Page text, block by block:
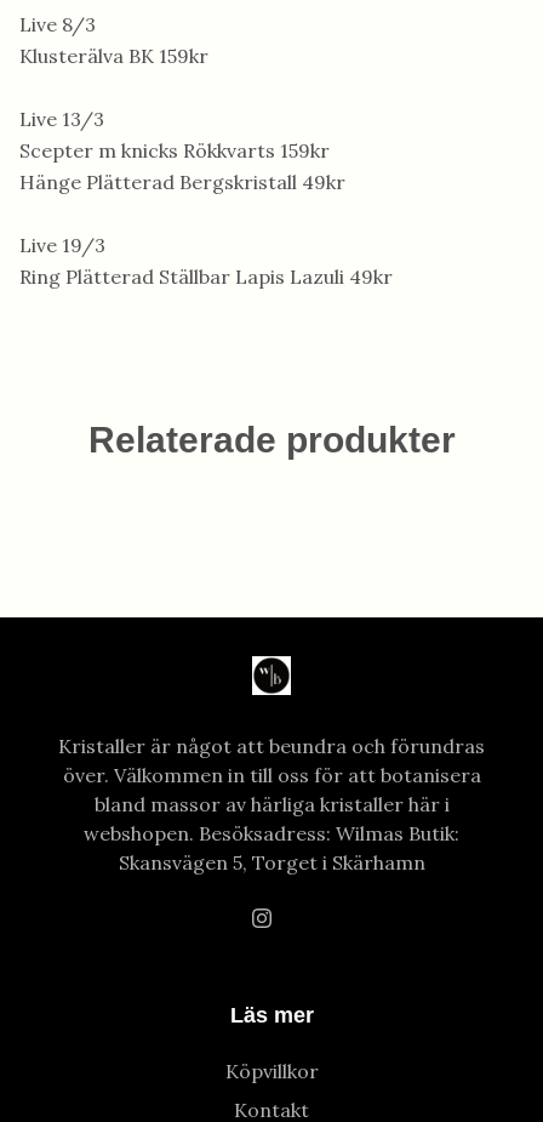
Live 8/3
Klusterälva BK 159kr
Live 13/3
Scepter m knicks Rökkvarts 159kr
Hänge Plätterad Bergskristall 49kr
Live 19/3
Ring Plätterad Ställbar Lapis Lazuli 49kr
Relaterade produkter
Kristaller är något att beundra och förundras
över. Välkommen in till oss för att botanisera
bland massor av härliga kristaller här i
webshopen. Besöksadress: Wilmas Butik:
Skansvägen 5, Torget i Skärhamn
Läs mer
Köpvillkor
Kontakt